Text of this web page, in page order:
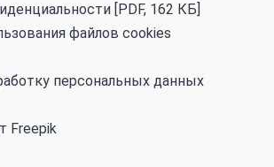
[PDF, 162 КБ]
файлов cookies
персональных данных
Freepik